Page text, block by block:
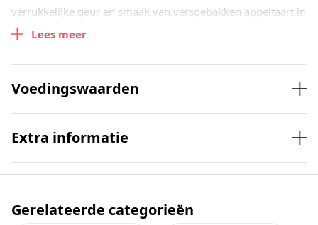
verrukkelijke geur en smaak van versgebakken appeltaart in
huis. De mix is geheel glutenvrij en wordt geleverd in een
Benodigdheden
1 ei (50 gram)
Bereiding
Laat het deeg circa 60 minuten rusten in de koelkast.
Lees meer
Voedingswaarden
Extra informatie
Gerelateerde categorieën